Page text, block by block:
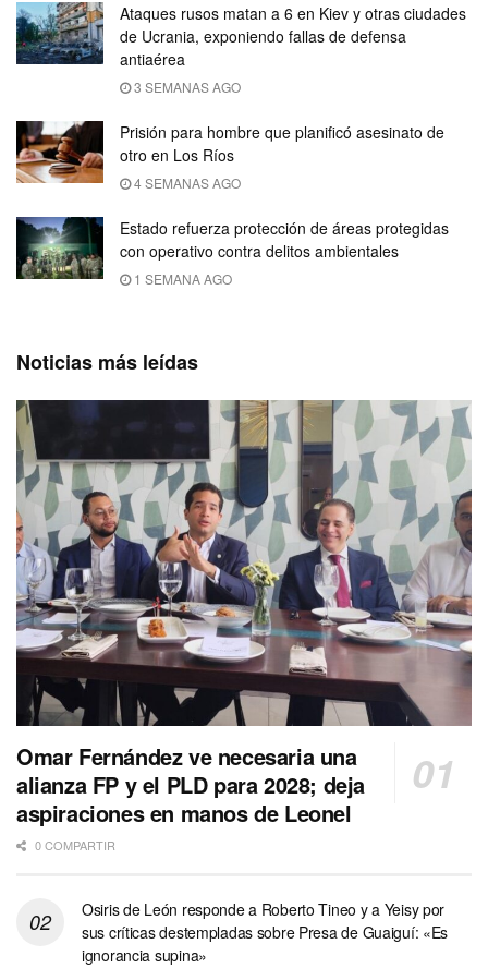
Ataques rusos matan a 6 en Kiev y otras ciudades
de Ucrania, exponiendo fallas de defensa
antiaérea
3 SEMANAS AGO
Prisión para hombre que planificó asesinato de
otro en Los Ríos
4 SEMANAS AGO
Estado refuerza protección de áreas protegidas
con operativo contra delitos ambientales
1 SEMANA AGO
Noticias más leídas
Omar Fernández ve necesaria una
alianza FP y el PLD para 2028; deja
aspiraciones en manos de Leonel
0 COMPARTIR
Osiris de León responde a Roberto Tineo y a Yeisy por
sus críticas destempladas sobre Presa de Guaiguí: «Es
ignorancia supina»